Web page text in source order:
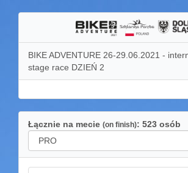
BIKE ADVENTURE 26-29.06.2021 -
stage race DZIEŃ 2
Łącznie na mecie (on finish): 523 osób